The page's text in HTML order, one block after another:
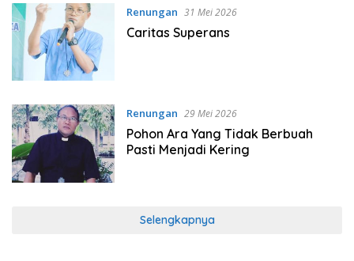
Renungan 31 Mei 2026
Caritas Superans
Renungan 29 Mei 2026
Pohon Ara Yang Tidak Berbuah
Pasti Menjadi Kering
Selengkapnya